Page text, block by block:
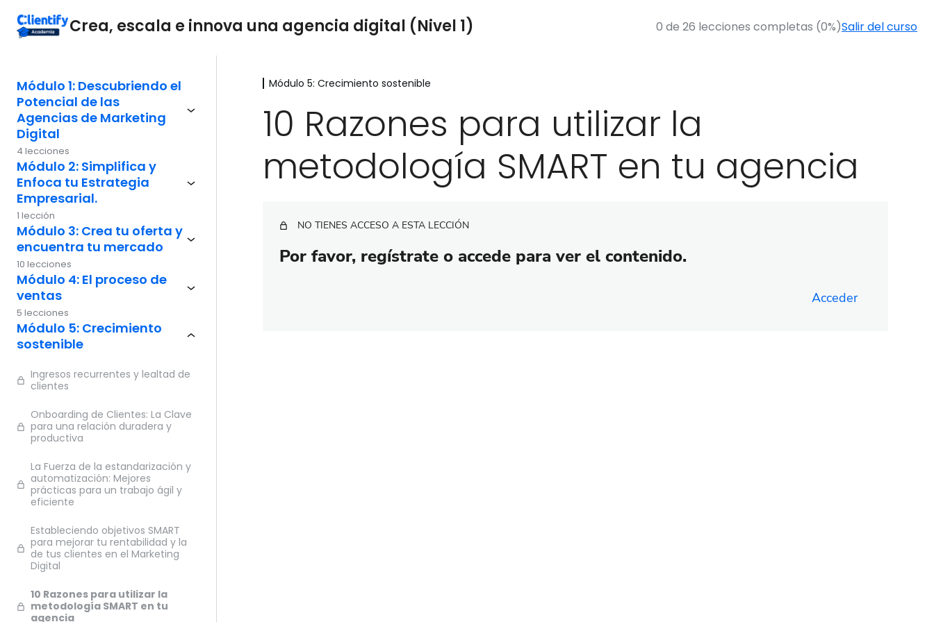
Crea, escala e innova una agencia digital (Nivel 1) 0 de 26 lecciones completas (0%)Salir del curso
Módulo 1: Descubriendo el
Potencial de las
Agencias de Marketing
Digital
4 lecciones
Módulo 2: Simplifica y
Enfoca tu Estrategia
Empresarial.
1 lección
Módulo 3: Crea tu oferta y
encuentra tu mercado
10 lecciones
Módulo 4: El proceso de
ventas
5 lecciones
Módulo 5: Crecimiento
sostenible
Ingresos recurrentes y lealtad de
clientes
Onboarding de Clientes: La Clave
para una relación duradera y
productiva
La Fuerza de la estandarización y
automatización: Mejores
prácticas para un trabajo ágil y
eficiente
Estableciendo objetivos SMART
para mejorar tu rentabilidad y la
de tus clientes en el Marketing
Digital
10 Razones para utilizar la
metodología SMART en tu
agencia
Módulo 5: Crecimiento sostenible
10 Razones para utilizar la
metodología SMART en tu agencia
NO TIENES ACCESO A ESTA LECCIÓN
Por favor, regístrate o accede para ver el contenido.
Acceder